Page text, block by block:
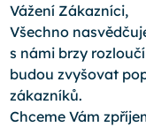
Vážení Zákazníci,
Všechno
s námi brzy
budou zvyšovat
zákazníků.
Chceme Vám